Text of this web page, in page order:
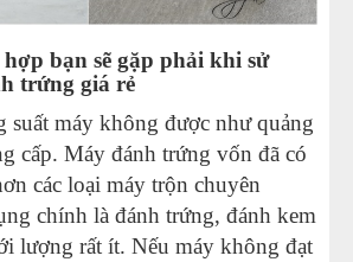
bạn sẽ gặp phải khi sử
trứng giá rẻ
suất máy không được như quảng
cấp. Máy đánh trứng vốn đã có
các loại máy trộn chuyên
chính là đánh trứng, đánh kem
lượng rất ít. Nếu máy không đạt